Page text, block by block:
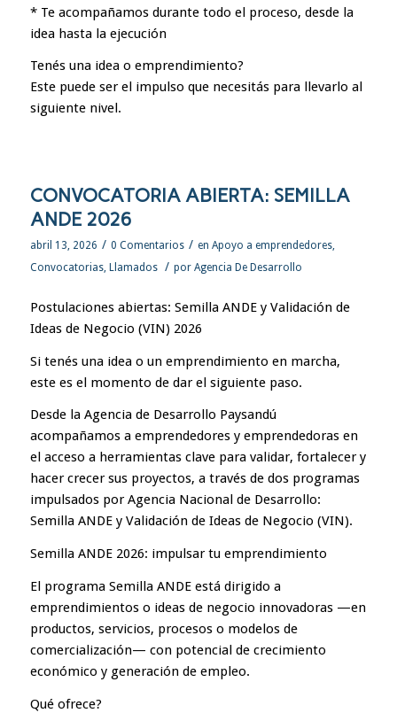
* Te acompañamos durante todo el proceso, desde la
idea hasta la ejecución
Tenés una idea o emprendimiento?
Este puede ser el impulso que necesitás para llevarlo al
siguiente nivel.
CONVOCATORIA ABIERTA: SEMILLA
ANDE 2026
abril 13, 2026 / 0 Comentarios / en Apoyo a emprendedores,
Convocatorias, Llamados / por Agencia De Desarrollo
Postulaciones abiertas: Semilla ANDE y Validación de
Ideas de Negocio (VIN) 2026
Si tenés una idea o un emprendimiento en marcha,
este es el momento de dar el siguiente paso.
Desde la Agencia de Desarrollo Paysandú
acompañamos a emprendedores y emprendedoras en
el acceso a herramientas clave para validar, fortalecer y
hacer crecer sus proyectos, a través de dos programas
impulsados por Agencia Nacional de Desarrollo:
Semilla ANDE y Validación de Ideas de Negocio (VIN).
Semilla ANDE 2026: impulsar tu emprendimiento
El programa Semilla ANDE está dirigido a
emprendimientos o ideas de negocio innovadoras —en
productos, servicios, procesos o modelos de
comercialización— con potencial de crecimiento
económico y generación de empleo.
Qué ofrece?